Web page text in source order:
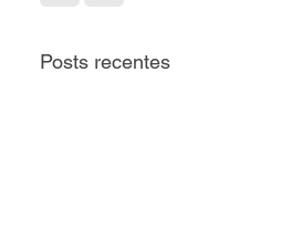
Posts recentes